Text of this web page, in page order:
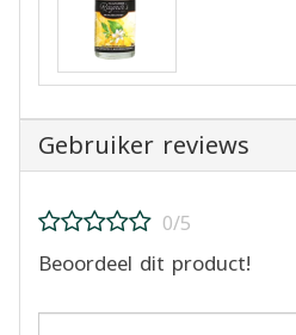
Gebruiker reviews
0/5
Beoordeel dit product!